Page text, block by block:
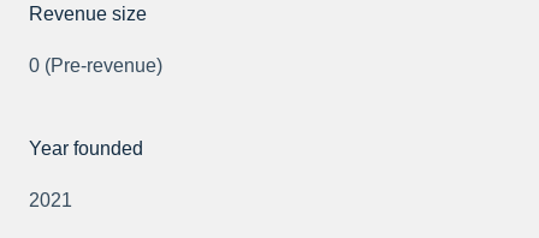
Revenue size
0 (Pre-revenue)
Year founded
2021